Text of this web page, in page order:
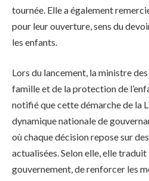
tournée. Elle a également
pour leur ouverture, sens du
les enfants.
Lors du lancement, la ministre
famille et de la protection de
notifié que cette démarche de la
dynamique nationale de
où chaque décision repose sur
actualisées. Selon elle, elle
gouvernement, de renforcer les